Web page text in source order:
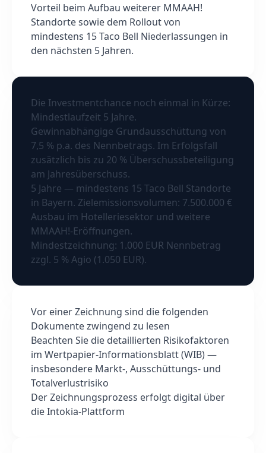
Vorteil beim Aufbau weiterer MMAAH!
Standorte sowie dem Rollout von
mindestens 15 Taco Bell Niederlassungen in
den nächsten 5 Jahren.
Die Investmentchance noch einmal in Kürze:
Mindestlaufzeit 5 Jahre.
Gewinnabhängige Grundausschüttung von
7,5 % p.a. des Nennbetrags. Im Erfolgsfall
zusätzlich bis zu 20 % Überschussbeteiligung
am Jahresüberschuss.
5 Jahre — mindestens 15 Taco Bell Standorte
in Bayern. Zielemissionsvolumen: 7.500.000 €
Ausbau im Hotelleriesektor und weitere
MMAAH!-Eröffnungen.
Mindestzeichnung: 1.000 EUR Nennbetrag
zzgl. 5 % Agio (1.050 EUR).
Vor einer Zeichnung sind die folgenden
Dokumente zwingend zu lesen
Beachten Sie die detaillierten Risikofaktoren
im Wertpapier-Informationsblatt (WIB) —
insbesondere Markt-, Ausschüttungs- und
Totalverlustrisiko
Der Zeichnungsprozess erfolgt digital über
die Intokia-Plattform